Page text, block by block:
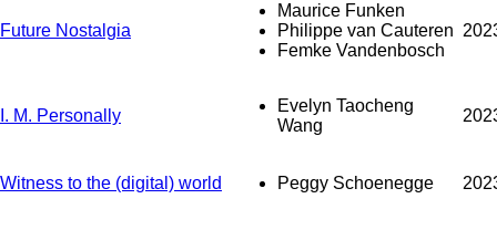
Future Nostalgia
Maurice Funken
Philippe van Cauteren
Femke Vandenbosch
I. M. Personally
Evelyn Taocheng
Wang
Witness to the (digital) world Peggy Schoenegge